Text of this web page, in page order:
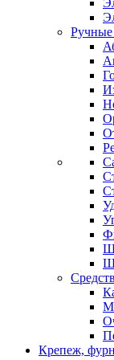
Крепеж,